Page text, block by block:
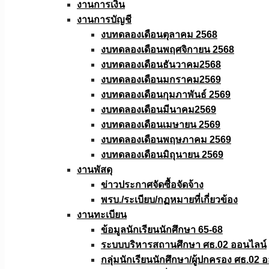
งานการเงิน
งานการบัญชี
งบทดลองเดือนตุลาคม 2568
งบทดลองเดือนพฤศจิกายน 2568
งบทดลองเดือนธันวาคม2568
งบทดลองเดือนมกราคม2569
งบทดลองเดือนกุมภาพันธ์ 2569
งบทดลองเดือนมีนาคม2569
งบทดลองเดือนเมษายน 2569
งบทดลองเดือนพฤษภาคม 2569
งบทดลองเดือนมิถุนายน 2569
งานพัสดุ
ข่าวประกาศจัดซื้อจัดจ้าง
พรบ./ระเบียบ/กฏหมายที่เกี่ยวข้อง
งานทะเบียน
ข้อมูลนักเรียนนักศึกษา 65-68
ระบบบริหารสถานศึกษา ศธ.02 ออนไลน์
กลุ่มนักเรียนนักศึกษา/ผู้ปกครอง ศธ.02